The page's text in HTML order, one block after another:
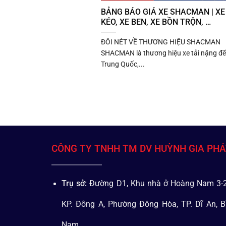
BẢNG BÁO GIÁ XE SHACMAN |
KÉO, XE BEN, XE BỒN TRỘN, …
ĐÔI NÉT VỀ THƯƠNG HIỆU SHACMAN
SHACMAN là thương hiệu xe tải nặng
Trung Quốc,...
CÔNG TY TNHH TM DV HUỲNH GIA
Trụ sở: Đường D1, Khu nhà ở Hoàng Nam 3-
KP. Đông A, Phường Đông Hòa, TP. Dĩ An,